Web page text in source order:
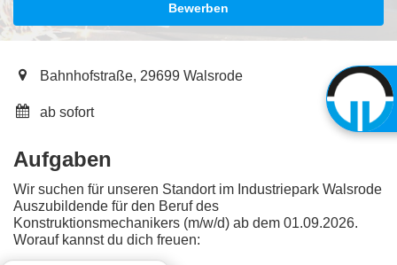
Bewerben
Bahnhofstraße, 29699 Walsrode
ab sofort
Aufgaben
Wir suchen für unseren Standort im Industriepark Walsrode
Auszubildende für den Beruf des
Konstruktionsmechanikers (m/w/d) ab dem 01.09.2026.
Worauf kannst du dich freuen: